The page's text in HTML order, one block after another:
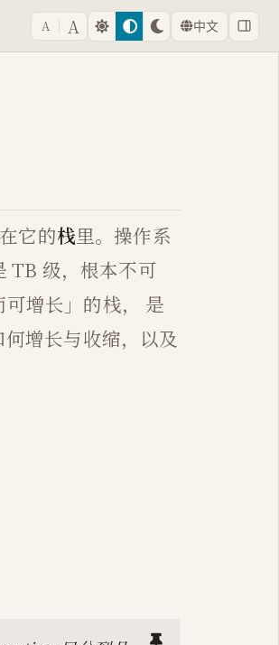
A A 中文
它的栈里。操作系
TB 级，根本不可
增长」的栈， 是
增长与收缩，以及